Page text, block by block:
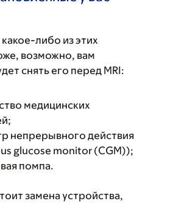
либо из этих
возможно, вам
снять его перед MRI:
медицинских
непрерывного действия
glucose monitor (CGM));
помпа.
замена устройства,